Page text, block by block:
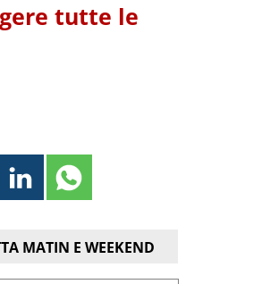
tutte le
MATIN E WEEKEND